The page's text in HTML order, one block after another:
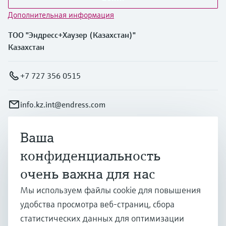
Дополнительная информация
ТОО "Эндресс+Хаузер (Казахстан)"
Казахстан
+7 727 356 0515
info.kz.int@endress.com
Продукты и услуги
Отрасли
Поддержка
Ваша
конфиденциальность
очень важна для нас
Мы используем файлы cookie для повышения
удобства просмотра веб-страниц, сбора
статистических данных для оптимизации